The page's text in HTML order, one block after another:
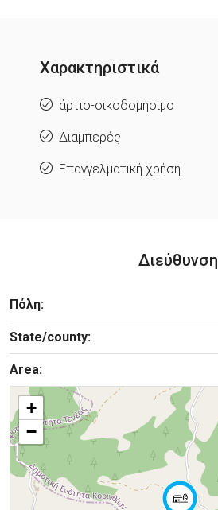
Χαρακτηριστικά
άρτιο-οικοδομήσιμο
Διαμπερές
Επαγγελματική χρήση
Διεύθυνση
Πόλη:
State/county:
Area:
+
−